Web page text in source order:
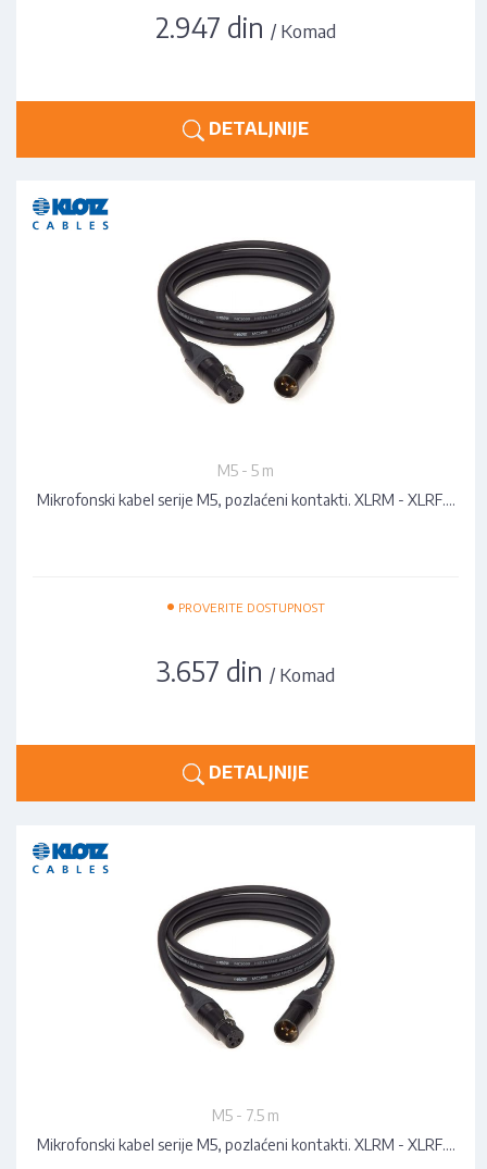
2.947 din / Komad
DETALJNIJE
M5 - 5 m
Mikrofonski kabel serije M5, pozlaćeni kontakti. XLRM - XLRF.…
• PROVERITE DOSTUPNOST
3.657 din/ Komad
DETALJNIJE
M5 - 7.5 m
Mikrofonski kabel serije M5, pozlaćeni kontakti. XLRM - XLRF.…